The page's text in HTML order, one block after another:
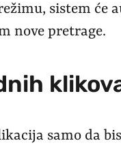
sistem će
nove pretrage.
samo da